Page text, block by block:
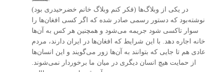
در یکی از وبلاگ‌ها (فکر کنم وبلاگ خانم خضرحیدری بود)
نوشته‌بود که دستور رسمی صادر شده که اگر کسی افغان‌ها را
سوار تاکسی شود جریمه می‌شود و همچنین هر کس به آن‌ها
خانه اجاره دهد. با این شرایط که افغان‌ها در ایران دارند، مردم
عادی هم تا جایی که بتوانند به آن‌ها زور می‌گویند و این انسان‌ها
از حمایت هیچ انسان دیگری در میان ما برخوردار نمی‌شوند.